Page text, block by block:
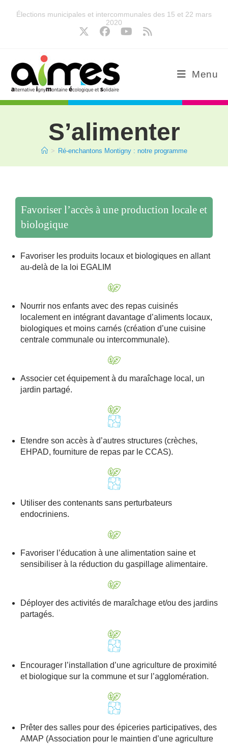
Élections municipales et intercommunales des 15 et 22 mars
2020
Menu
S’alimenter
> Ré-enchantons Montigny : notre programme
Favoriser l’accès à une production locale et
Favoriser les produits locaux et biologiques en allant
au-delà de la loi EGALIM
Nourrir nos enfants avec des repas cuisinés
localement en intégrant davantage d’aliments locaux,
biologiques et moins carnés (création d’une cuisine
centrale communale ou intercommunale).
Associer cet équipement à du maraîchage local, un
jardin partagé.
Etendre son accès à d’autres structures (crèches,
EHPAD, fourniture de repas par le CCAS).
Utiliser des contenants sans perturbateurs
endocriniens.
Favoriser l’éducation à une alimentation saine et
sensibiliser à la réduction du gaspillage alimentaire.
Déployer des activités de maraîchage et/ou des jardins
partagés.
Encourager l’installation d’une agriculture de proximité
et biologique sur la commune et sur l’agglomération.
Prêter des salles pour des épiceries participatives, des
AMAP (Association pour le maintien d’une agriculture